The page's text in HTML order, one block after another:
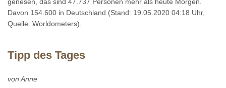
Davon 154.600 in Deutschland (Stand: 19.05.2020 04:18 Uhr,
Quelle: Worldometers).
Tipp des Tages
von Anne